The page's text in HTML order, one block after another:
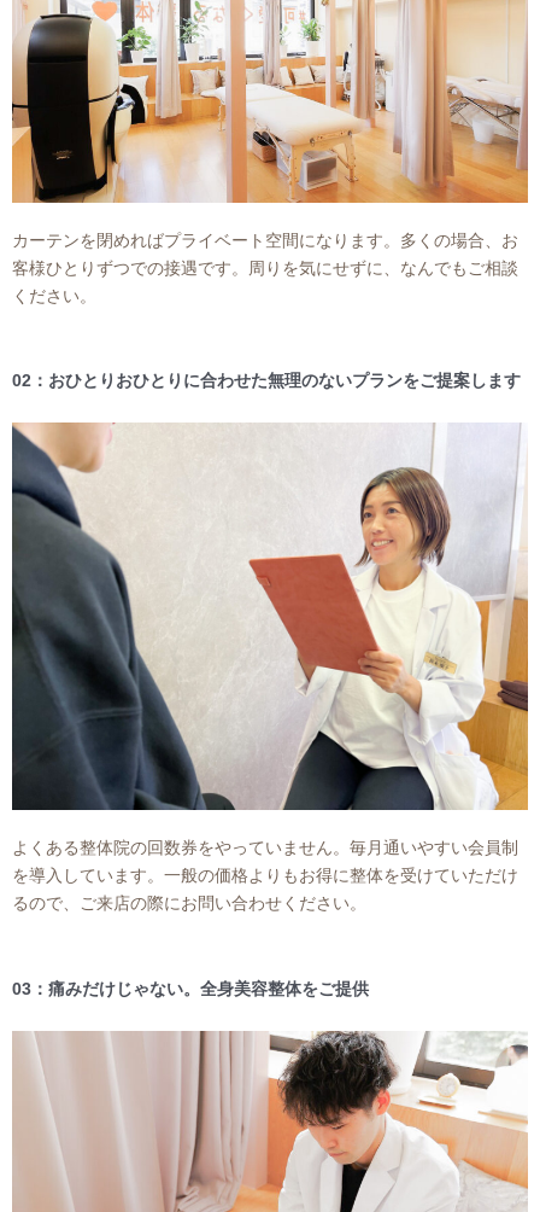
カーテンを閉めればプライベート空間になります。多くの場合、お
客様ひとりずつでの接遇です。周りを気にせずに、なんでもご相談
ください。
02：おひとりおひとりに合わせた無理のないプランをご提案します​
よくある整体院の回数券をやっていません。毎月通いやすい会員制
を導入しています。一般の価格よりもお得に整体を受けていただけ
るので、ご来店の際にお問い合わせください。
03：痛みだけじゃない。全身美容整体をご提供